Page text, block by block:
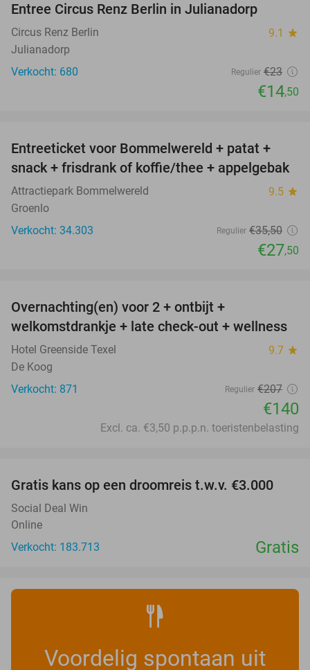
Entree Circus Renz Berlin in Julianadorp
Circus Renz Berlin 9.1 star
Julianadorp
Verkocht: 680
Regulier €23
€14,50
23%
Entreeticket voor Bommelwereld + patat +
snack + frisdrank of koffie/thee + appelgebak
Attractiepark Bommelwereld 9.5 star
Groenlo
Verkocht: 34.303
Regulier €35,50
€27,50
Overnachting(en) voor 2 + ontbijt +
welkomstdrankje + late check-out + wellness
Hotel Greenside Texel 9.7 star
De Koog
Verkocht: 871
Regulier €207
€140
Excl. ca. €3,50 p.p.p.n. toeristenbelasting
Gratis kans op een droomreis t.w.v. €3.000
Social Deal Win
Online
Verkocht: 183.713
Gratis
Voordelig spontaan uit